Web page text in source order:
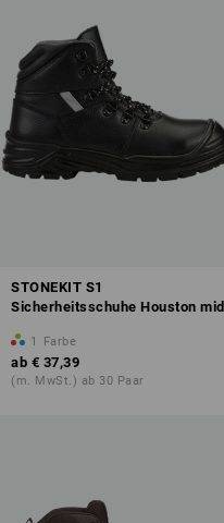
STONEKIT S1
Sicherheitsschuhe Houston mid
1 Farbe
ab € 37,39
(m. MwSt.) ab 30 Paar